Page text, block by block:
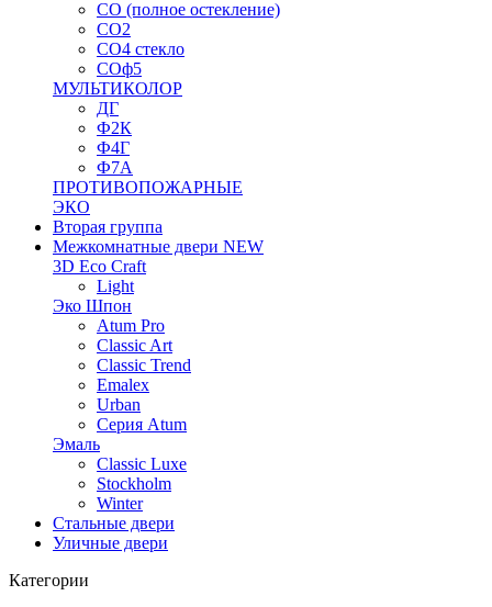
СО (полное остекление)
СО2
СО4 стекло
СОф5
МУЛЬТИКОЛОР
ДГ
Ф2К
Ф4Г
Ф7А
ПРОТИВОПОЖАРНЫЕ
ЭКО
Вторая группа
Межкомнатные двери NEW
3D Eco Craft
Light
Эко Шпон
Atum Pro
Classic Art
Classic Trend
Emalex
Urban
Серия Atum
Эмаль
Classic Luxe
Stockholm
Winter
Стальные двери
Уличные двери
Категории